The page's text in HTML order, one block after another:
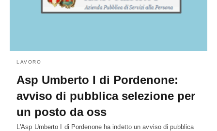
LAVORO
Asp Umberto I di Pordenone:
avviso di pubblica selezione per
un posto da oss
L'Asp Umberto I di Pordenone ha indetto un avviso di pubblica